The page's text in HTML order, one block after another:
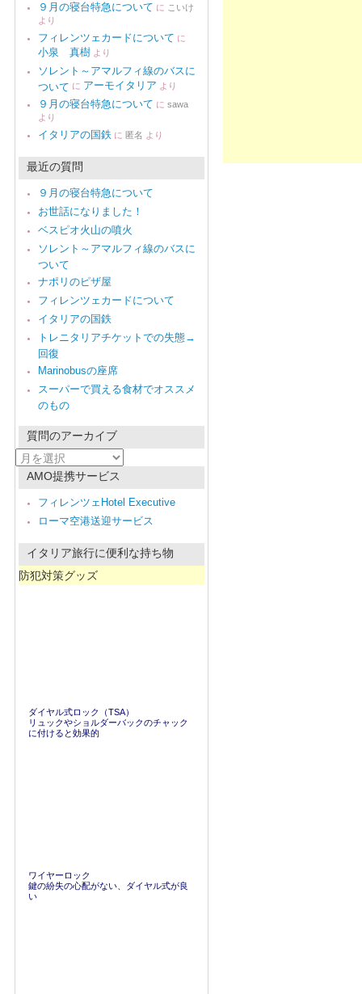
９月の寝台特急について に こいけ
より
フィレンツェカードについて に
小泉 真樹 より
ソレント～アマルフィ線のバスに
ついて に アーモイタリア より
９月の寝台特急について に sawa
より
イタリアの国鉄 に 匿名 より
最近の質問
９月の寝台特急について
お世話になりました！
ベスピオ火山の噴火
ソレント～アマルフィ線のバスに
ついて
ナポリのピザ屋
フィレンツェカードについて
イタリアの国鉄
トレニタリアチケットでの失態→
回復
Marinobusの座席
スーパーで買える食材でオススメ
のもの
質問のアーカイブ
質
問
AMO提携サービス
フィレンツェHotel Executive
ローマ空港送迎サービス
イタリア旅行に便利な持ち物
防犯対策グッズ
ダイヤル式ロック（TSA）
リュックやショルダーバックのチャック
に付けると効果的
ワイヤーロック
鍵の紛失の心配がない、ダイヤル式が良
い